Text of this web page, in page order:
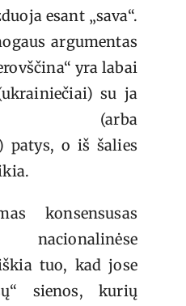
esant „sava“.
argumentas
yra labai
su ja
(arba
patys, o iš šalies
konsensusas
tuo, kad jose
sienos, kurių